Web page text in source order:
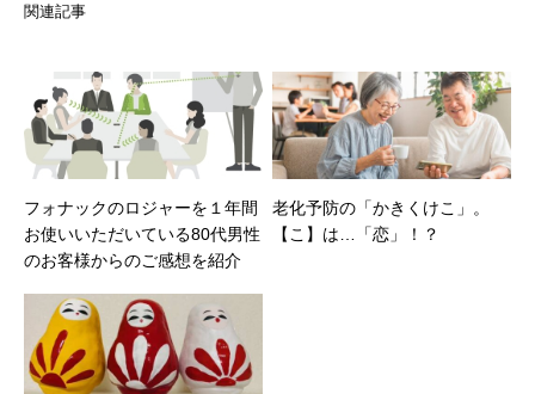
関連記事
フォナックのロジャーを１年間
お使いいただいている80代男性
のお客様からのご感想を紹介
老化予防の「かきくけこ」。
【こ】は…「恋」！？